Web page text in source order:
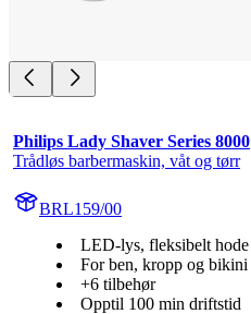
Philips Lady Shaver Series 8000
Trådløs barbermaskin, våt og tørr
BRL159/00
LED-lys, fleksibelt hode
For ben, kropp og bikini
+6 tilbehør
Opptil 100 min driftstid